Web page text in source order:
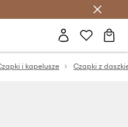
Club >
i kapelusze Czapki z